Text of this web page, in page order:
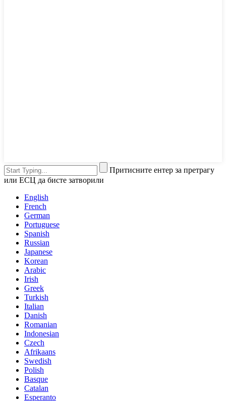
Притисните ентер за претрагу
или ЕСЦ да бисте затворили
English
French
German
Portuguese
Spanish
Russian
Japanese
Korean
Arabic
Irish
Greek
Turkish
Italian
Danish
Romanian
Indonesian
Czech
Afrikaans
Swedish
Polish
Basque
Catalan
Esperanto